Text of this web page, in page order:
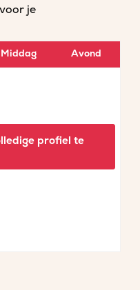
je
Middag Avond
profiel te